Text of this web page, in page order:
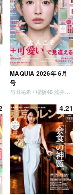
MAQUIA 2026年 6月
号
4.21